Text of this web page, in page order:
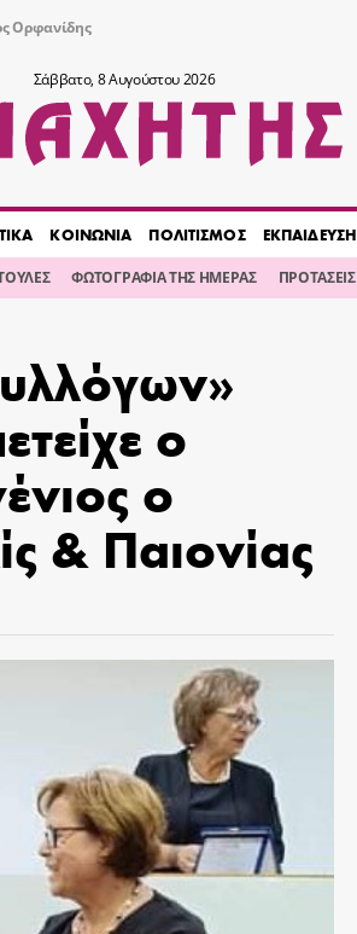
Ορφανίδης
Σάββατο, 8 Αυγούστου 2026
ΚΟΙΝΩΝΙΑ ΠΟΛΙΤΙΣΜΟΣ ΕΚΠΑΙΔΕΥΣΗ
ΦΩΤΟΓΡΑΦΙΑ ΤΗΣ ΗΜΕΡΑΣ ΠΡΟΤΑΣΕΙΣ
ο
ο
& Παιονίας